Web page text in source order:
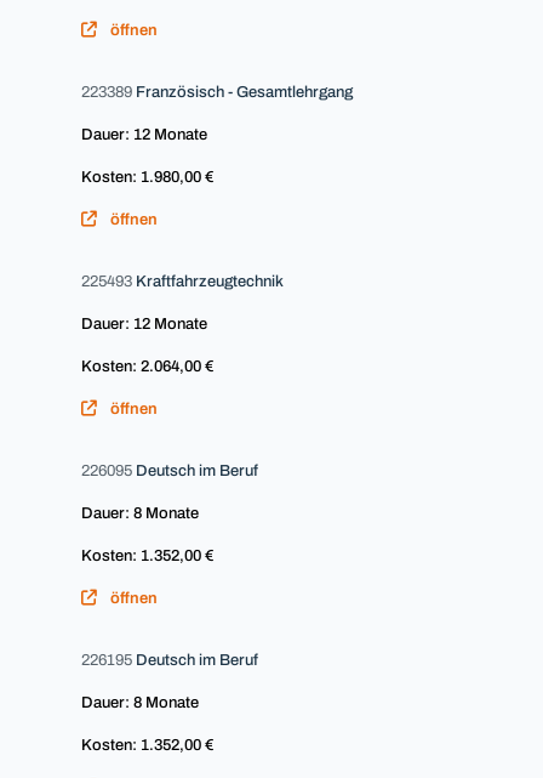
öffnen
223389 Französisch - Gesamtlehrgang
Dauer: 12 Monate
Kosten: 1.980,00 €
öffnen
225493 Kraftfahrzeugtechnik
Dauer: 12 Monate
Kosten: 2.064,00 €
öffnen
226095 Deutsch im Beruf
Dauer: 8 Monate
Kosten: 1.352,00 €
öffnen
226195 Deutsch im Beruf
Dauer: 8 Monate
Kosten: 1.352,00 €